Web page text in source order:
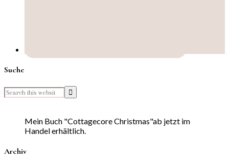
Suche
Mein Buch "Cottagecore Christmas"ab jetzt im
Handel erhältlich.
Archiv